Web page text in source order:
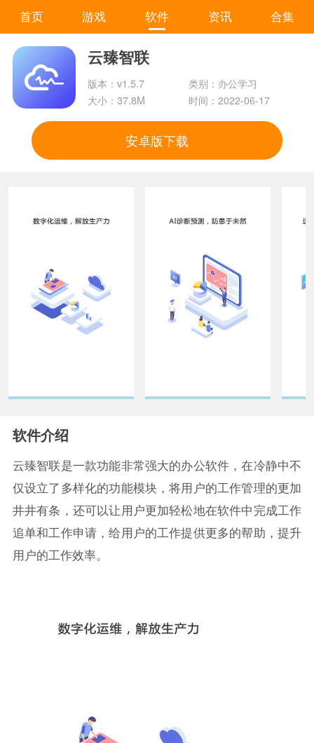
首页 游戏 软件 资讯 合集
云臻智联
版本：v1.5.7
类别：办公学习
大小：37.8M
时间：2022-06-17
安卓版下载
软件介绍
云臻智联是一款功能非常强大的办公软件，在冷静中不
仅设立了多样化的功能模块，将用户的工作管理的更加
井井有条，还可以让用户更加轻松地在软件中完成工作
追单和工作申请，给用户的工作提供更多的帮助，提升
用户的工作效率。